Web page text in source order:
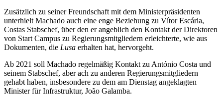
Zusätzlich zu seiner Freundschaft mit dem Ministerpräsidenten
unterhielt Machado auch eine enge Beziehung zu Vítor Escária,
Costas Stabschef, über den er angeblich den Kontakt der Direktoren
von Start Campus zu Regierungsmitgliedern erleichterte, wie aus
Dokumenten, die Lusa erhalten hat, hervorgeht.
Ab 2021 soll Machado regelmäßig Kontakt zu António Costa und
seinem Stabschef, aber ach zu anderen Regierungsmitgliedern
gehabt haben, insbesondere zu dem am Dienstag angeklagten
Minister für Infrastruktur, João Galamba.